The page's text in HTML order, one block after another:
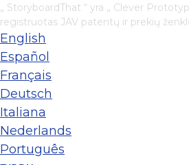
„ StoryboardThat “ yra „ Clever
registruotas JAV patentų ir prekių
English
Español
Français
Deutsch
Italiana
Nederlands
Português